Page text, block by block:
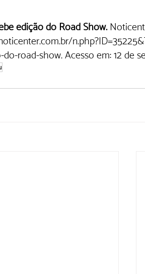
edição do Road Show.
do-road-show. Acesso em: 12 de